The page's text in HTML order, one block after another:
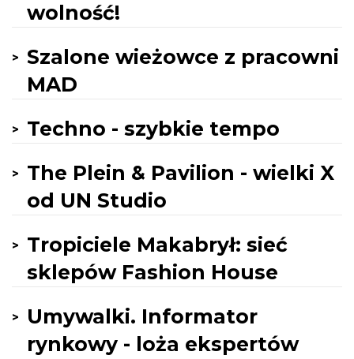
wolność!
Szalone wieżowce z pracowni
MAD
Techno - szybkie tempo
The Plein & Pavilion - wielki X
od UN Studio
Tropiciele Makabrył: sieć
sklepów Fashion House
Umywalki. Informator
rynkowy - loża ekspertów